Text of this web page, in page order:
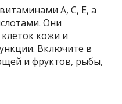
А, С, Е, а
Они
кожи и
Включите в
и фруктов, рыбы,